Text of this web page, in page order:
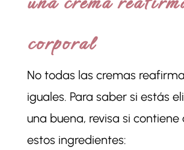
corporal
No todas las cremas
iguales. Para saber si estás
una buena, revisa si contiene
estos ingredientes: